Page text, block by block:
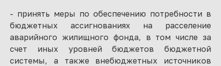
- принять меры по обеспечению потребности в
бюджетных ассигнованиях на расселение
аварийного жилищного фонда, в том числе за
счет иных уровней бюджетов бюджетной
системы, а также внебюджетных источников